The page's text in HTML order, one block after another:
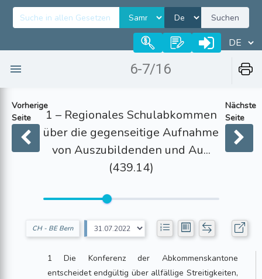
Suchen
6-7/16
Vorherige
Seite
1 – Regionales Schulabkommen
über die gegenseitige Aufnahme
von Auszubildenden und Au...
(439.14)
Nächste
Seite
CH - BE Bern
1 Die Konferenz der Abkommenskantone
entscheidet endgültig über allfällige Streitigkeiten,